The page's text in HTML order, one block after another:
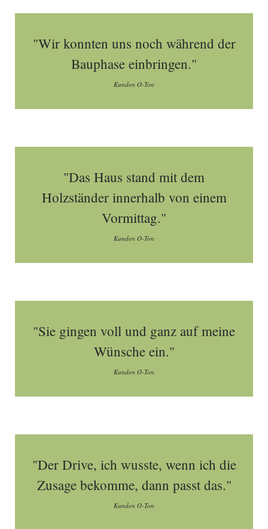
"Wir konnten uns noch während der
Bauphase einbringen."
Kunden O-Ton
"Das Haus stand mit dem
Holzständer innerhalb von einem
Vormittag."
Kunden O-Ton
"Sie gingen voll und ganz auf meine
Wünsche ein."
Kunden O-Ton
"Der Drive, ich wusste, wenn ich die
Zusage bekomme, dann passt das."
Kunden O-Ton